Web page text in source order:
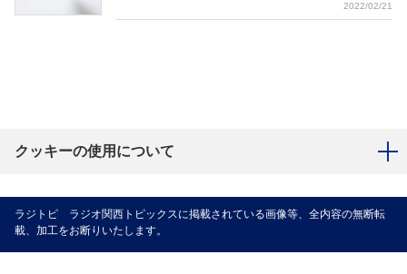
2022/02/21
クッキーの使用について
ラジトピ ラジオ関西トピックスに掲載されている画像等、全内容の無断転
載、加工をお断りいたします。